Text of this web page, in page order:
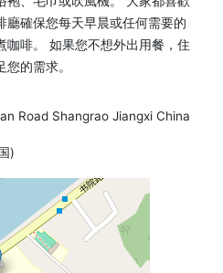
廳確保您每天早晨或任何需要的
咖啡。 如果您不想外出用餐，住
的需求。
Road Shangrao Jiangxi China
)